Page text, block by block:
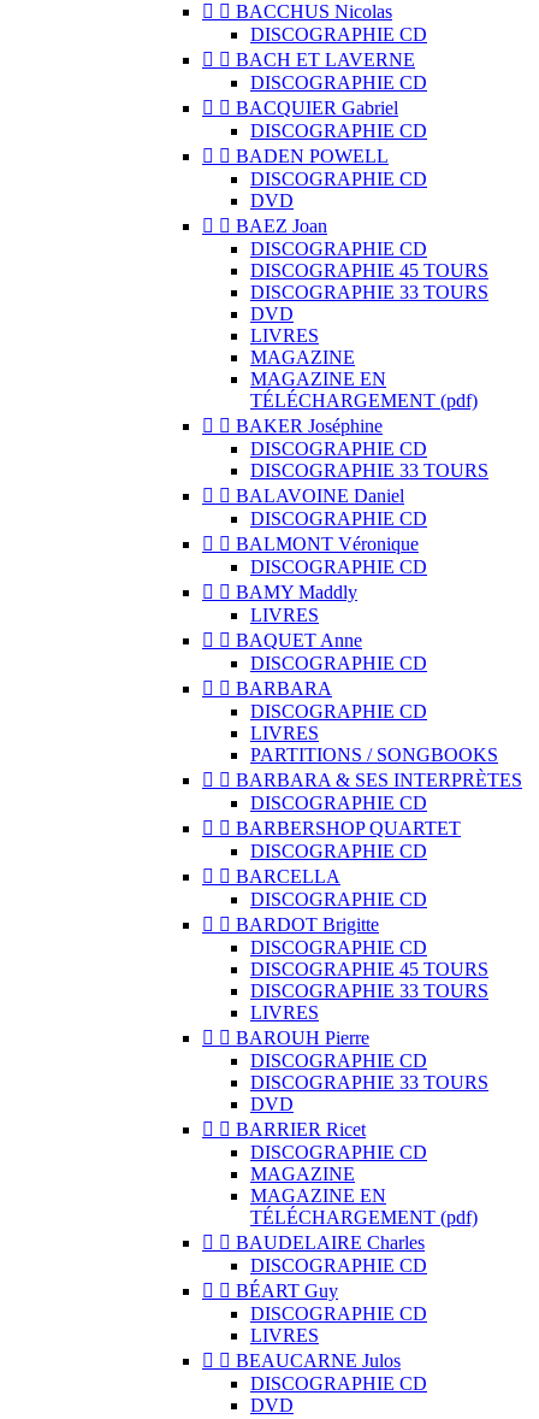
  BACCHUS Nicolas
DISCOGRAPHIE CD
  BACH ET LAVERNE
DISCOGRAPHIE CD
  BACQUIER Gabriel
DISCOGRAPHIE CD
  BADEN POWELL
DISCOGRAPHIE CD
DVD
  BAEZ Joan
DISCOGRAPHIE CD
DISCOGRAPHIE 45 TOURS
DISCOGRAPHIE 33 TOURS
DVD
LIVRES
MAGAZINE
MAGAZINE EN
TÉLÉCHARGEMENT (pdf)
  BAKER Joséphine
DISCOGRAPHIE CD
DISCOGRAPHIE 33 TOURS
  BALAVOINE Daniel
DISCOGRAPHIE CD
  BALMONT Véronique
DISCOGRAPHIE CD
  BAMY Maddly
LIVRES
  BAQUET Anne
DISCOGRAPHIE CD
  BARBARA
DISCOGRAPHIE CD
LIVRES
PARTITIONS / SONGBOOKS
  BARBARA & SES INTERPRÈTES
DISCOGRAPHIE CD
  BARBERSHOP QUARTET
DISCOGRAPHIE CD
  BARCELLA
DISCOGRAPHIE CD
  BARDOT Brigitte
DISCOGRAPHIE CD
DISCOGRAPHIE 45 TOURS
DISCOGRAPHIE 33 TOURS
LIVRES
  BAROUH Pierre
DISCOGRAPHIE CD
DISCOGRAPHIE 33 TOURS
DVD
  BARRIER Ricet
DISCOGRAPHIE CD
MAGAZINE
MAGAZINE EN
TÉLÉCHARGEMENT (pdf)
  BAUDELAIRE Charles
DISCOGRAPHIE CD
  BÉART Guy
DISCOGRAPHIE CD
LIVRES
  BEAUCARNE Julos
DISCOGRAPHIE CD
DVD